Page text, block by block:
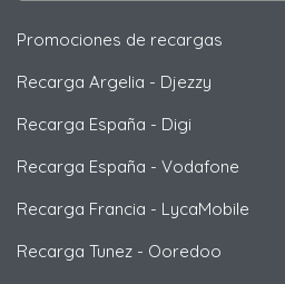
Promociones de recargas
Recarga Argelia - Djezzy
Recarga España - Digi
Recarga España - Vodafone
Recarga Francia - LycaMobile
Recarga Tunez - Ooredoo